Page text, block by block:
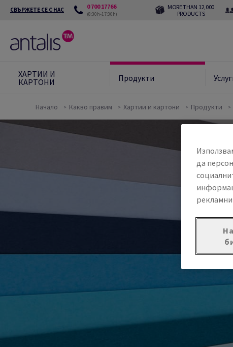
СВЪРЖЕТЕ СЕ С НАС 0 700 17766
(8:30h-17:30h)
MORE THAN 12,000
PRODUCTS
ХАРТИИ И
КАРТОНИ
Продукти
Начало Какво правим Хартии и картони Продукти
да